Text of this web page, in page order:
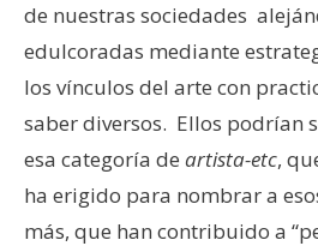
de nuestras sociedades
edulcoradas mediante
los vínculos del arte con
saber diversos. Ellos podrían
esa categoría de artista-etc,
ha erigido para nombrar a
más, que han contribuido a